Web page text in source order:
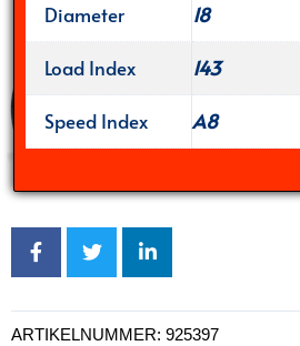
Diameter
18
Load Index
143
Speed Index
A8
ARTIKELNUMMER: 925397